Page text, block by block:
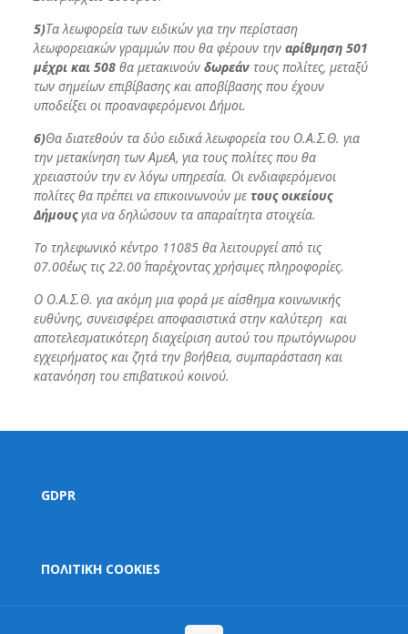
5)Τα λεωφορεία των ειδικών για την περίσταση
λεωφορειακών γραμμών που θα φέρουν την αρίθμηση 501
μέχρι και 508θα μετακινούν δωρεάντους πολίτες, μεταξύ
των σημείων επιβίβασης και αποβίβασης που έχουν
υποδείξει οι προαναφερόμενοι Δήμοι.
6)Θα διατεθούν τα δύο ειδικά λεωφορεία του Ο.Α.Σ.Θ. για
την μετακίνηση των ΑμεΑ, για τους πολίτες που θα
χρειαστούν την εν λόγω υπηρεσία. Οι ενδιαφερόμενοι
πολίτες θα πρέπει να επικοινωνούν μετους οικείους
Δήμουςγια να δηλώσουν τα απαραίτητα στοιχεία.
To τηλεφωνικό κέντρο 11085 θα λειτουργεί από τις
07.00΄έως τις 22.00΄ παρέχοντας χρήσιμες πληροφορίες.
Ο Ο.Α.Σ.Θ. για ακόμη μια φορά με αίσθημα κοινωνικής
ευθύνης, συνεισφέρει αποφασιστικά στην καλύτερη και
αποτελεσματικότερη διαχείριση αυτού του πρωτόγνωρου
εγχειρήματος και ζητά την βοήθεια, συμπαράσταση και
κατανόηση του επιβατικού κοινού.
GDPR
ΠΟΛΙΤΙΚΗ COOKIES